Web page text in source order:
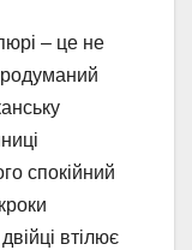
– це не
спокійний
втілює